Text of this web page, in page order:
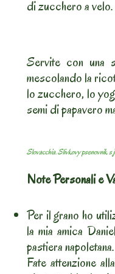
di zucchero a velo.
Servite con una
mescolando la
lo zucchero, lo
semi di papavero
Slovacchia. Slivkovy psenovnik s
Note Personali e
Per il grano ho
la mia amica
pastiera napoletana.
Fate attenzione